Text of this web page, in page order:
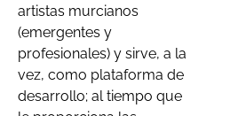
artistas murcianos
(emergentes y
profesionales) y sirve, a la
vez, como plataforma de
desarrollo; al tiempo que